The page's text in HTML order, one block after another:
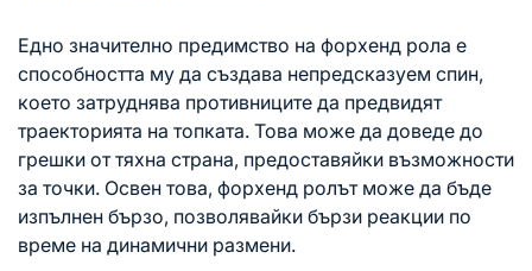
Едно значително предимство на форхенд рола е
способността му да създава непредсказуем спин,
което затруднява противниците да предвидят
траекторията на топката. Това може да доведе до
грешки от тяхна страна, предоставяйки възможности
за точки. Освен това, форхенд ролът може да бъде
изпълнен бързо, позволявайки бързи реакции по
време на динамични размени.